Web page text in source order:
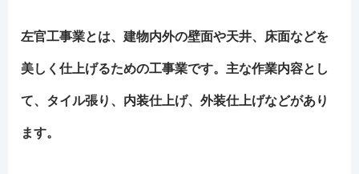
左官工事業とは、建物内外の壁面や天井、床面などを
美しく仕上げるための工事業です。主な作業内容とし
て、タイル張り、内装仕上げ、外装仕上げなどがあり
ます。